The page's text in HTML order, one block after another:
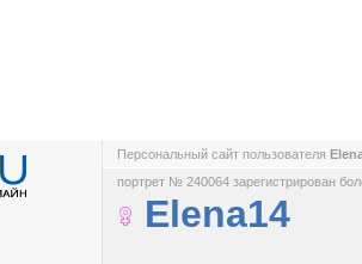
Персональный сайт пользователя
портрет № 240064 зарегистрирован
Elena14